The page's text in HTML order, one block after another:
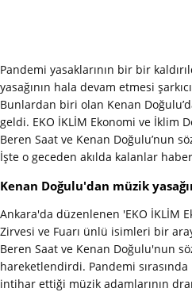
Pandemi yasaklarının bir bir
yasağının hala devam etmesi
Bunlardan biri olan Kenan
geldi. EKO İKLİM Ekonomi ve İklim
Beren Saat ve Kenan Doğulu’nun
İşte o geceden akılda kalanlar
Kenan Doğulu'dan müzik
Ankara'da düzenlenen 'EKO İKLİM
Zirvesi ve Fuarı ünlü isimleri bir
Beren Saat ve Kenan Doğulu'nun
hareketlendirdi. Pandemi sırasında
intihar ettiği müzik adamlarının